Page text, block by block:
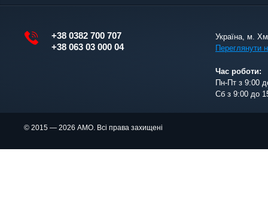
+38 0382 700 707
+38 063 03 000 04
Україна, м.
Переглянути
Час роботи:
Пн-Пт з 9:00
Сб з 9:00 до
© 2015 — 2026 АМО. Всі права захищені